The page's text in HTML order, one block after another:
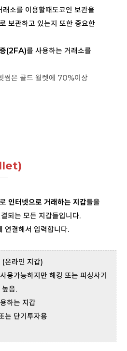
소를 이용할때도코인 보관을
보관하고 있는지 또한 중요한
(2FA)를 사용하는 거래소를
썸은 콜드 월렛에 70%이상
인터넷으로 거래하는 지갑들을
되는 모든 지갑들입니다.
연결해서 입력합니다.
온라인 지갑)
용가능하지만 해킹 또는 피싱사기
음.
하는 지갑
는 단기투자용